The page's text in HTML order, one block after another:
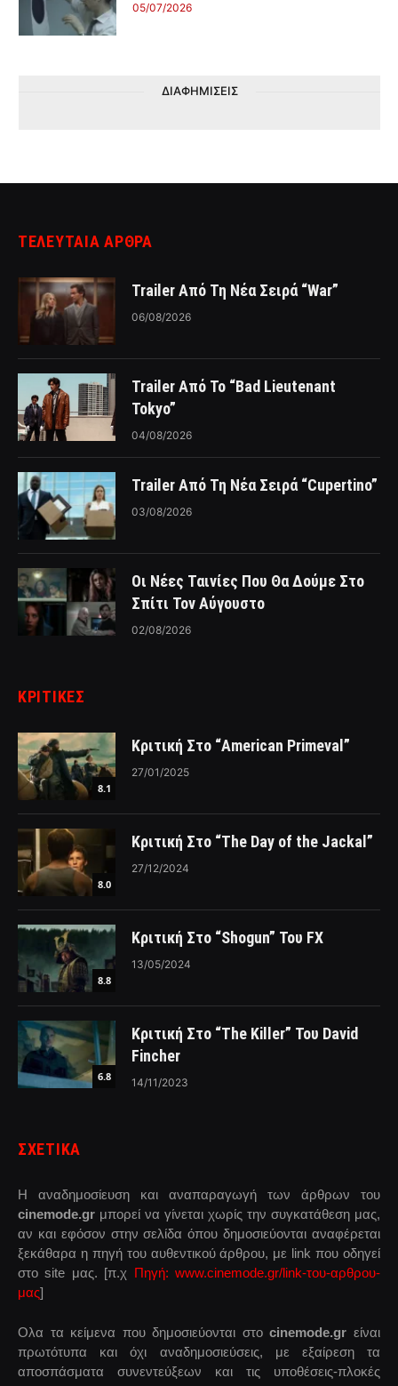
05/07/2026
ΔΙΑΦΗΜΙΣΕΙΣ
ΤΕΛΕΥΤΑΙΑ ΑΡΘΡΑ
Trailer Από Τη Νέα Σειρά “War”
06/08/2026
Trailer Από Το “Bad Lieutenant
Tokyo”
04/08/2026
Trailer Από Τη Νέα Σειρά “Cupertino”
03/08/2026
Οι Νέες Ταινίες Που Θα Δούμε Στο
Σπίτι Τον Αύγουστο
02/08/2026
ΚΡΙΤΙΚΈΣ
8.1
Κριτική Στο “American Primeval”
27/01/2025
8.0
Κριτική Στο “The Day of the Jackal”
27/12/2024
8.8
Κριτική Στο “Shogun” Του FX
13/05/2024
6.8
Κριτική Στο “The Killer” Του David
Fincher
14/11/2023
ΣΧΕΤΙΚΑ
Η αναδημοσίευση και αναπαραγωγή των άρθρων του
cinemode.gr μπορεί να γίνεται χωρίς την συγκατάθεση μας,
αν και εφόσον στην σελίδα όπου δημοσιεύονται αναφέρεται
ξεκάθαρα η πηγή του αυθεντικού άρθρου, με link που οδηγεί
στο site μας. [π.χ Πηγή: www.cinemode.gr/link-του-αρθρου-
μας]
Ολα τα κείμενα που δημοσιεύονται στοcinemode.gr είναι
πρωτότυπα και όχι αναδημοσιεύσεις, με εξαίρεση τα
αποσπάσματα συνεντεύξεων και τις υποθέσεις-πλοκές